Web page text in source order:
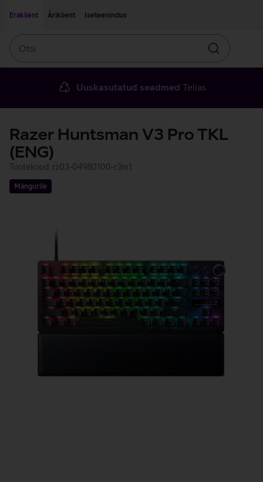
Eraklient
Äriklient Iseteenindus
Otsin
Uuskasutatud seadmed Telias
Razer Huntsman V3 Pro TKL
(ENG)
Tootekood: rz03-04980100-r3m1
Mängurile